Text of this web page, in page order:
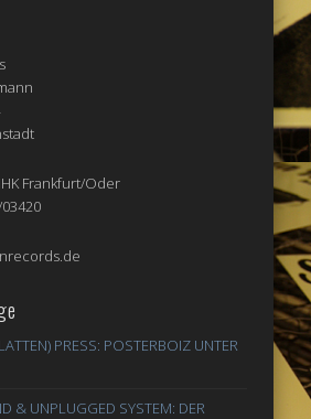
Frankfurt/Oder
PRESS: POSTERBOIZ UNTER
& UNPLUGGED SYSTEM: DER